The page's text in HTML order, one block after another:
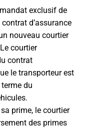
exclusif de
d’assurance
nouveau courtier
courtier
contrat
le transporteur est
du
prime, le courtier
des primes